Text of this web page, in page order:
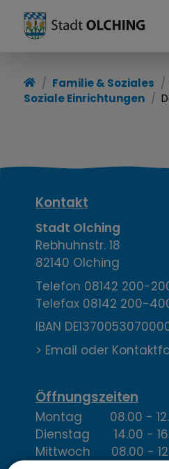
Familie & Soziales
Soziale Einrichtungen
K
o
n
t
a
k
,
Ö
f
Kontakt
Stadt Olching
Rebhuhnstr. 18
82140 Olching
Telefon 08142 200-
Telefax 08142 200-
IBAN
> Email oder
Öffnungszeiten
Montag 08.00 -
Dienstag 14.00 -
Mittwoch 08.00 -